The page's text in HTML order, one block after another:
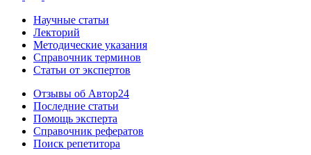
Научные статьи
Лекторий
Методические указания
Справочник терминов
Статьи от экспертов
Отзывы об Автор24
Последние статьи
Помощь эксперта
Справочник рефератов
Поиск репетитора